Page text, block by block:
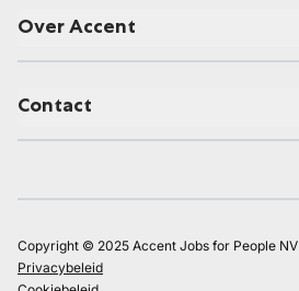
Over Accent
Contact
Copyright © 2025 Accent Jobs for People NV
Privacybeleid